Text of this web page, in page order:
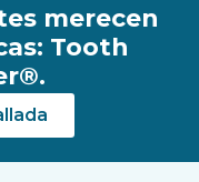
merecen
Tooth